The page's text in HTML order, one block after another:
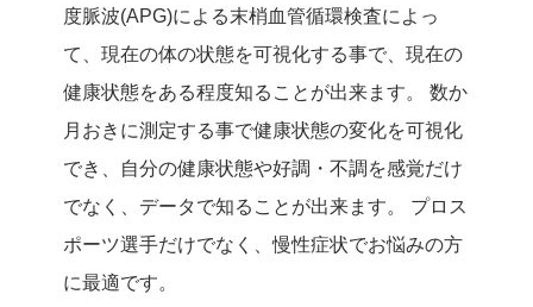
度脈波(APG)による末梢血管循環検査によっ
て、現在の体の状態を可視化する事で、現在の
健康状態をある程度知ることが出来ます。 数か
月おきに測定する事で健康状態の変化を可視化
でき、自分の健康状態や好調・不調を感覚だけ
でなく、データで知ることが出来ます。 プロス
ポーツ選手だけでなく、慢性症状でお悩みの方
に最適です。